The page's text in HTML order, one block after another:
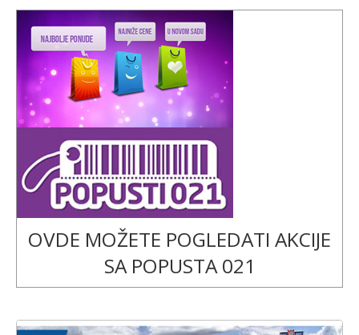
OVDE MOŽETE POGLEDATI AKCIJE
SA POPUSTA 021